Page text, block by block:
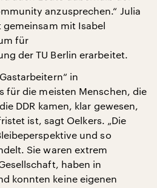
anzusprechen.“ Julia
gemeinsam mit Isabel
für
der TU Berlin erarbeitet.
in
für die meisten Menschen, die
DDR kamen, klar gewesen,
ist, sagt Oelkers. „Die
und so
Sie waren extrem
haben in
konnten keine eigenen